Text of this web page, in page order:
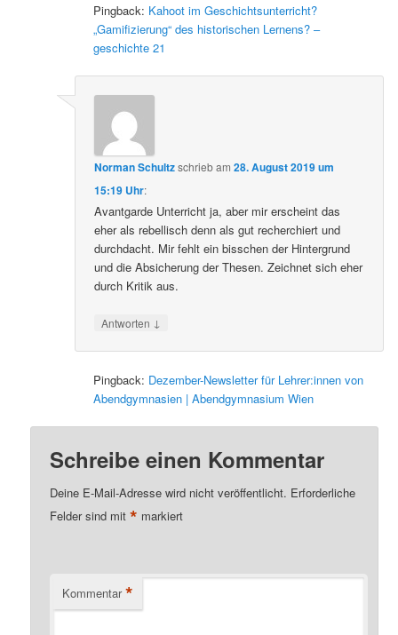
Pingback: Kahoot im Geschichtsunterricht?
„Gamifizierung“ des historischen Lernens? –
geschichte 21
Norman Schultzschriebam28. August 2019 um
15:19 Uhr:
Avantgarde Unterricht ja, aber mir erscheint das
eher als rebellisch denn als gut recherchiert und
durchdacht. Mir fehlt ein bisschen der Hintergrund
und die Absicherung der Thesen. Zeichnet sich eher
durch Kritik aus.
Antworten ↓
Pingback: Dezember-Newsletter für Lehrer:innen von
Abendgymnasien | Abendgymnasium Wien
Schreibe einen Kommentar
Deine E-Mail-Adresse wird nicht veröffentlicht. Erforderliche
Felder sind mit* markiert
Kommentar *